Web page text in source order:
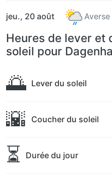
jeu., 20 août
Heures de lever et
soleil pour
🌅 Lever du soleil
🌇 Coucher du soleil
⏳ Durée du jour